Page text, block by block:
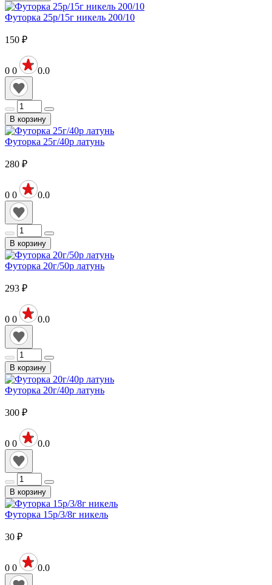
Футорка 25р/15г никель 200/10
150 ₽
0 0 0.0
В корзину
Футорка 25г/40р латунь
280 ₽
0 0 0.0
В корзину
Футорка 20г/50р латунь
293 ₽
0 0 0.0
В корзину
Футорка 20г/40р латунь
300 ₽
0 0 0.0
В корзину
Футорка 15р/3/8г никель
30 ₽
0 0 0.0